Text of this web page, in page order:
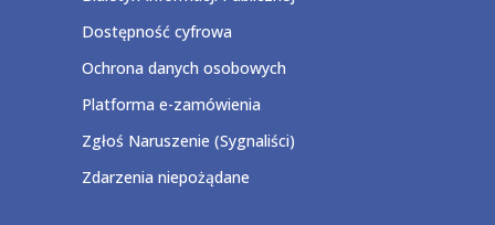
Dostępność cyfrowa
Ochrona danych osobowych
Platforma e-zamówienia
Zgłoś Naruszenie (Sygnaliści)
Zdarzenia niepożądane